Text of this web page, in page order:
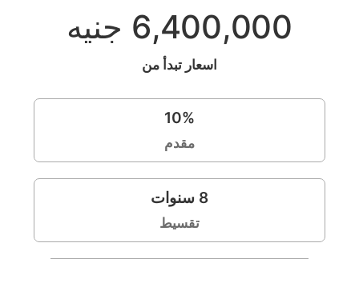
6,400,000 جنيه
اسعار تبدأ من
10%
مقدم
8 سنوات
تقسيط